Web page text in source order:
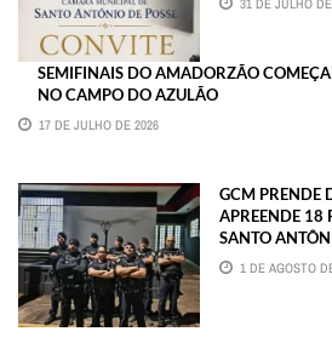
SEMIFINAIS DO AMADORZÃO
NO CAMPO DO AZULÃO
17 DE JULHO DE 2026
GCM PRENDE
APREENDE 18
SANTO
1 DE AGOSTO